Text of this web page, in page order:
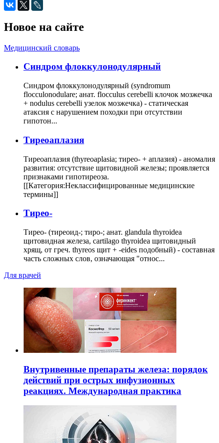
Новое на сайте
Медицинский словарь
Cиндром флоккулонодулярный
Синдром флоккулонодулярный (syndromum
flocculonodulare; анат. flocculus cerebelli клочок мозжечка
+ nodulus cerebelli узелок мозжечка) - статическая
атаксия с нарушением походки при отсутствии
гипотон...
Тиреоаплазия
Тиреоаплазия (thyreoaplasia; тирео- + аплазия) - аномалия
развития: отсутствие щитовидной железы; проявляется
признаками гипотиреоза.
[[Категория:Неклассифицированные медицинские
термины]]
Тирео-
Тирео- (тиреоид-; тиро-; анат. glandula thyroidea
щитовидная железа, cartilago thyroidea щитовидный
хрящ, от греч. thyreos щит + -eides подобный) - составная
часть сложных слов, означающая "относ...
Для врачей
Внутривенные препараты железа: порядок
действий при острых инфузионных
реакциях. Международная практика